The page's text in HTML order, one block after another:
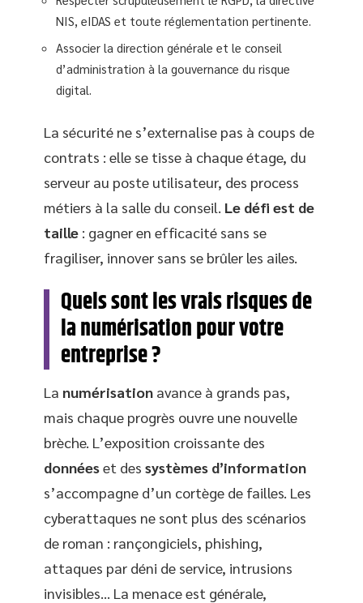
NIS, eIDAS et toute réglementation pertinente.
Associer la direction générale et le conseil
d’administration à la gouvernance du risque
digital.
La sécurité ne s’externalise pas à coups de
contrats : elle se tisse à chaque étage, du
serveur au poste utilisateur, des process
métiers à la salle du conseil. Le défi est de
taille : gagner en efficacité sans se
fragiliser, innover sans se brûler les ailes.
Quels sont les vrais risques de
la numérisation pour votre
entreprise ?
La numérisation avance à grands pas,
mais chaque progrès ouvre une nouvelle
brèche. L’exposition croissante des
donnéeset des systèmes d’information
s’accompagne d’un cortège de failles. Les
cyberattaques ne sont plus des scénarios
de roman : rançongiciels, phishing,
attaques par déni de service, intrusions
invisibles… La menace est générale,